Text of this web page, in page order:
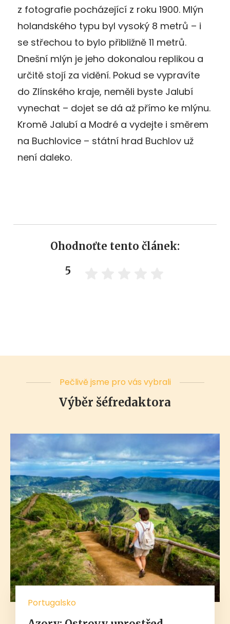
z fotografie pocházející z roku 1900. Mlýn
holandského typu byl vysoký 8 metrů – i
se střechou to bylo přibližně 11 metrů.
Dnešní mlýn je jeho dokonalou replikou a
určitě stojí za vidění. Pokud se vypravíte
do Zlínského kraje, neměli byste Jalubí
vynechat – dojet se dá až přímo ke mlýnu.
Kromě Jalubí a Modré a vydejte i směrem
na Buchlovice – státní hrad Buchlov už
není daleko.
Ohodnoťte tento článek:
5
Pečlivě jsme pro vás vybrali
Výběr šéfredaktora
Portugalsko